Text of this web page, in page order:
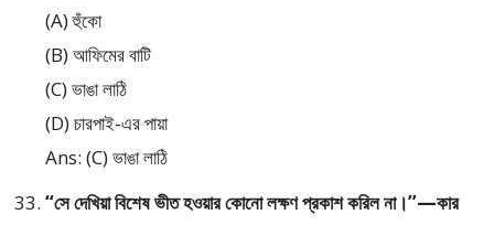
(A) হুঁকো
(B) আফিমের বাটি
(C) ভাঙা লাঠি
(D) চারপাই-এর পায়া
Ans: (C) ভাঙা লাঠি
“সে দেখিয়া বিশেষ ভীত হওয়ার কোনো লক্ষণ প্রকাশ করিল না।”—কার